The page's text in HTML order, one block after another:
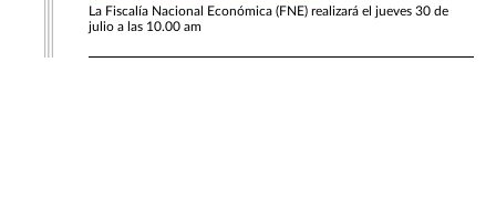
La Fiscalía Nacional Económica (FNE) realizará el jueves 30 de
julio a las 10.00 am